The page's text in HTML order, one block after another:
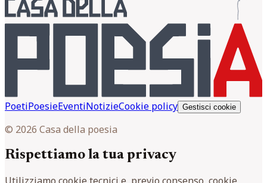
PoetiPoesieEventiNotizieCookie policy Gestisci cookie
© 2026 Casa della poesia
Rispettiamo la tua privacy
Utilizziamo cookie tecnici e, previo consenso, cookie